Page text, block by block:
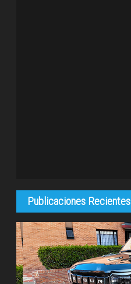
Publicaciones Recientes